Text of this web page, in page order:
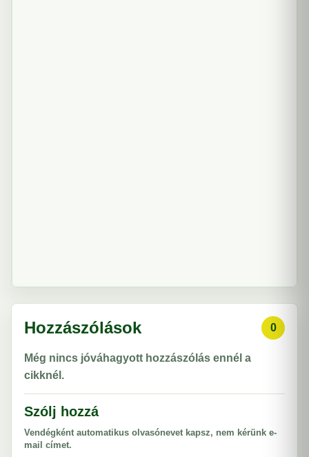
Hozzászólások 0
Még nincs jóváhagyott hozzászólás ennél a
cikknél.
Szólj hozzá
Vendégként automatikus olvasónevet kapsz, nem kérünk e-
mail címet.